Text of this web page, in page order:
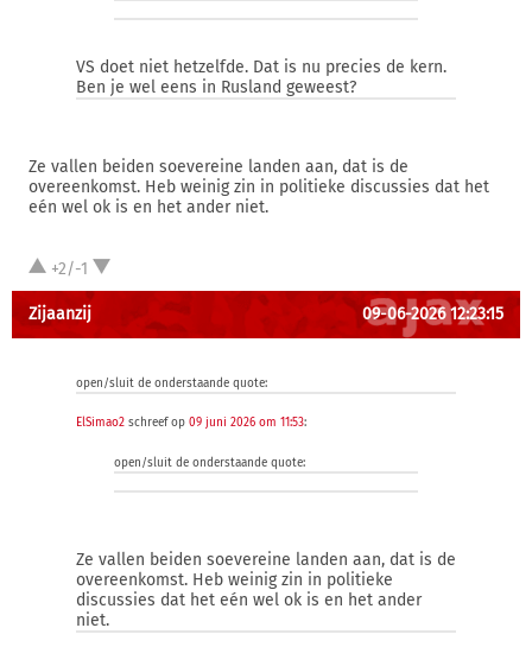
VS doet niet hetzelfde. Dat is nu precies de kern.
Ben je wel eens in Rusland geweest?
Ze vallen beiden soevereine landen aan, dat is de
overeenkomst. Heb weinig zin in politieke discussies dat het
eén wel ok is en het ander niet.
+2/-1
Zijaanzij 09-06-2026 12:23:15
open/sluit de onderstaande quote:
ElSimao2 schreef op 09 juni 2026 om 11:53:
open/sluit de onderstaande quote:
Ze vallen beiden soevereine landen aan, dat is de
overeenkomst. Heb weinig zin in politieke
discussies dat het eén wel ok is en het ander
niet.